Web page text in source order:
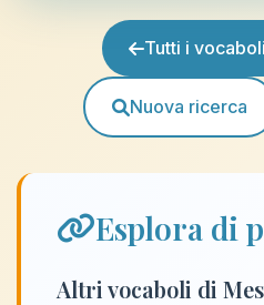
Tutti i
Nuova ricerca
Esplora di
Altri vocaboli di